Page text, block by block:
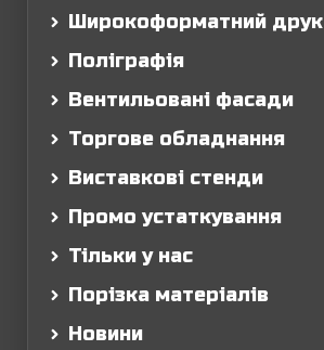
Широкоформатний друк
Поліграфія
Вентильовані фасади
Торгове обладнання
Виставкові стенди
Промо устаткування
Тільки у нас
Порізка матеріалів
Новини